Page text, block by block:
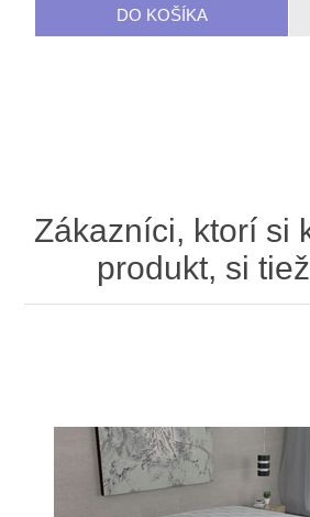
Zákazníci, ktorí si
produkt, si